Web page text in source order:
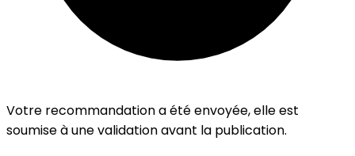
Votre recommandation a été envoyée, elle est
soumise à une validation avant la publication.